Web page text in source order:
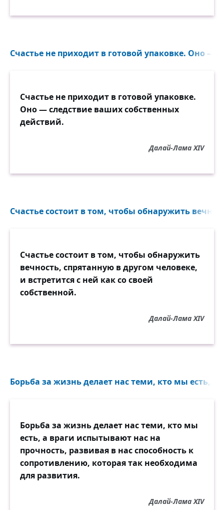
Счастье не приходит в готовой упаковке. Оно —
Счастье не приходит в готовой упаковке.
Оно — следствие ваших собственных
действий.
Далай-Лама XIV
Счастье состоит в том, чтобы обнаружить
Счастье состоит в том, чтобы обнаружить
вечность, спрятанную в другом человеке,
и встретится с ней как со своей
собственной.
Далай-Лама XIV
Борьба за жизнь делает нас теми, кто мы есть,
Борьба за жизнь делает нас теми, кто мы
есть, а враги испытывают нас на
прочность, развивая в нас способность к
сопротивлению, которая так необходима
для развития.
Далай-Лама XIV